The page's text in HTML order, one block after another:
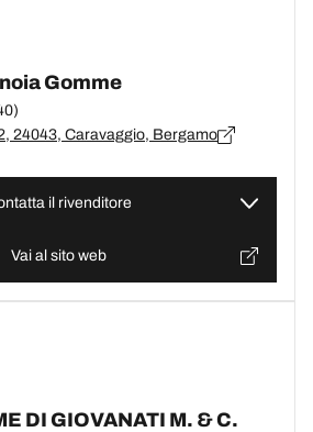
Gomme
24043, Caravaggio, Bergamo
il rivenditore
Vai al sito web
DI GIOVANATI M. & C.